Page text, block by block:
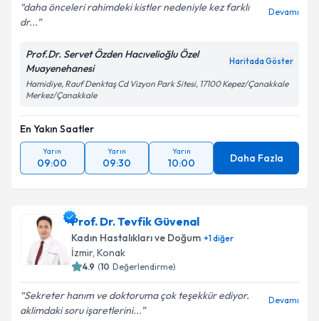
kapsamda işlenmesini kabul ediyorum.
daha önceleri rahimdeki kistler nedeniyle kez farklı
dr...
Devamı
Prof.Dr. Servet Özden Hacıvelioğlu Özel
Muayenehanesi
Haritada Göster
Hamidiye, Rauf Denktaş Cd Vizyon Park Sitesi, 17100 Kepez/Çanakkale
Merkez/Çanakkale
En Yakın Saatler
Yarın
09:00
Yarın
09:30
Yarın
10:00 Daha Fazla
Prof. Dr. Tevfik Güvenal
Kadın Hastalıkları ve Doğum +1diğer
İzmir, Konak
4.9 (10 Değerlendirme)
Sekreter hanım ve doktoruma çok teşekkür ediyor.
aklimdaki soru işaretlerini...
Devamı